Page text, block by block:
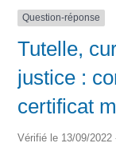
Question-réponse
Tutelle,
justice :
certificat
Vérifié le 13/09/